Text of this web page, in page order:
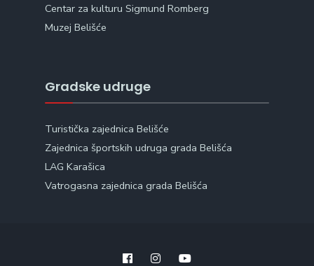
Centar za kulturu Sigmund Romberg
Muzej Belišće
Gradske udruge
Turistička zajednica Belišće
Zajednica športskih udruga grada Belišća
LAG Karašica
Vatrogasna zajednica grada Belišća